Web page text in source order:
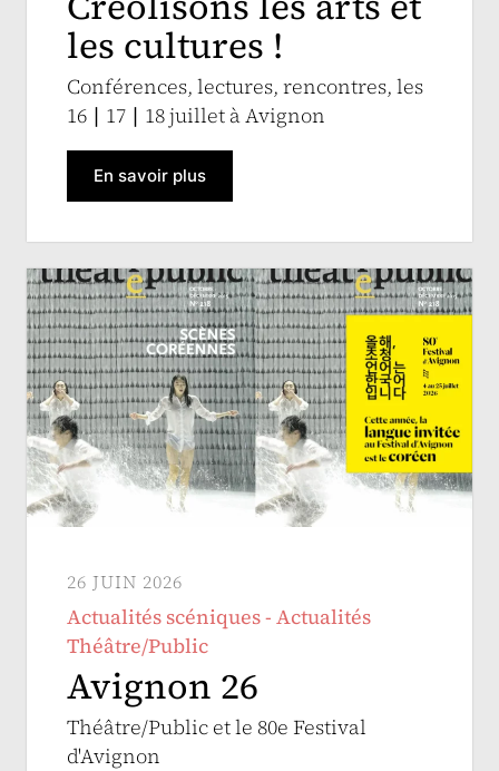
les cultures !
Conférences, lectures, rencontres, les
16 ∣ 17 ∣ 18 juillet à Avignon
En savoir plus
26 JUIN 2026
Actualités scéniques - Actualités
Théâtre/Public
Avignon 26
Théâtre/Public et le 80e Festival
d'Avignon